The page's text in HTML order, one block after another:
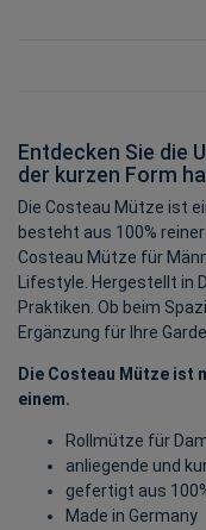
Entdecken Sie die
der kurzen Form
Die Costeau Mütze ist
besteht aus 100%
Costeau Mütze für
Lifestyle. Hergestellt
Praktiken. Ob beim
Ergänzung für Ihre
Die Costeau Mütze ist
einem.
Rollmütze für
anliegende und
gefertigt aus
Made in Germany